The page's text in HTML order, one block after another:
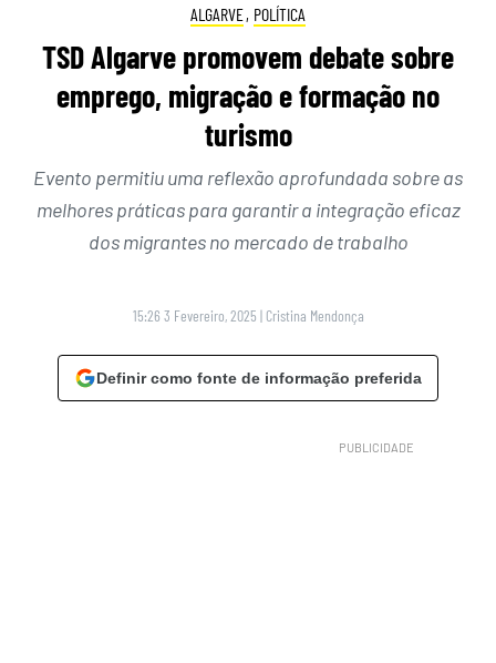
ALGARVE, POLÍTICA
TSD Algarve promovem debate sobre
emprego, migração e formação no
turismo
Evento permitiu uma reflexão aprofundada sobre as
melhores práticas para garantir a integração eficaz
dos migrantes no mercado de trabalho
15:26 3 Fevereiro, 2025 | Cristina Mendonça
Definir como fonte de informação preferida